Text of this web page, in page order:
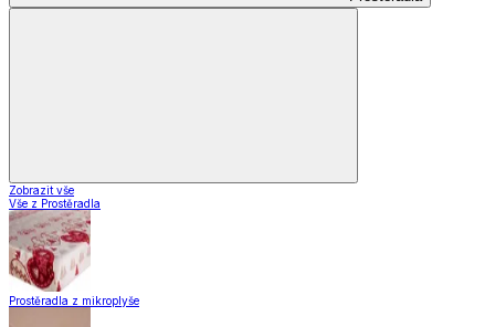
Zobrazit vše
Vše z Prostěradla
Prostěradla z mikroplyše